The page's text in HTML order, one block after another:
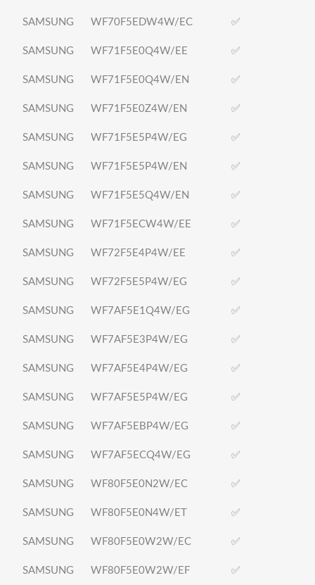
SAMSUNG WF70F5EDW4W/EC ✅
SAMSUNG WF71F5E0Q4W/EE ✅
SAMSUNG WF71F5E0Q4W/EN ✅
SAMSUNG WF71F5E0Z4W/EN ✅
SAMSUNG WF71F5E5P4W/EG ✅
SAMSUNG WF71F5E5P4W/EN ✅
SAMSUNG WF71F5E5Q4W/EN ✅
SAMSUNG WF71F5ECW4W/EE ✅
SAMSUNG WF72F5E4P4W/EE ✅
SAMSUNG WF72F5E5P4W/EG ✅
SAMSUNG WF7AF5E1Q4W/EG ✅
SAMSUNG WF7AF5E3P4W/EG ✅
SAMSUNG WF7AF5E4P4W/EG ✅
SAMSUNG WF7AF5E5P4W/EG ✅
SAMSUNG WF7AF5EBP4W/EG ✅
SAMSUNG WF7AF5ECQ4W/EG ✅
SAMSUNG WF80F5E0N2W/EC ✅
SAMSUNG WF80F5E0N4W/ET ✅
SAMSUNG WF80F5E0W2W/EC ✅
SAMSUNG WF80F5E0W2W/EF ✅